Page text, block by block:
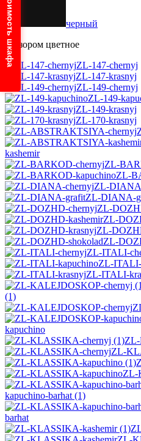
черный
С узором цветное
ZL-147-chernyj
ZL-147-krasnyj
ZL-149-chernyj
ZL-149-
ZL-149-krasnyj
ZL-170-krasnyj
kashemir
ZL-
ZL-
ZL-
ZL-DIANA-
ZL-
ZL-
ZL-
ZL-
ZL-ITALI-
ZL-
ZL-ITALI-
(1)
kapuchino
ZL-
ZL-
kapuchino-barhat (1)
barhat